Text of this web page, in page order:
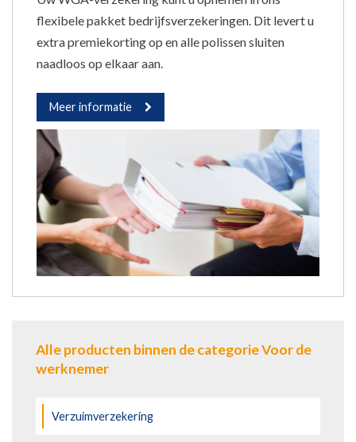
flexibele pakket bedrijfsverzekeringen. Dit levert u
extra premiekorting op en alle polissen sluiten
naadloos op elkaar aan.
Meer informatie
Alle producten binnen de categorie Voor de
werknemer
Verzuimverzekering